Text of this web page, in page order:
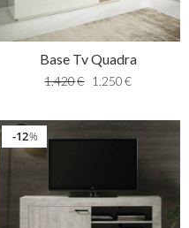
Base Tv Quadra
1.420€ 1.250 €
%
12